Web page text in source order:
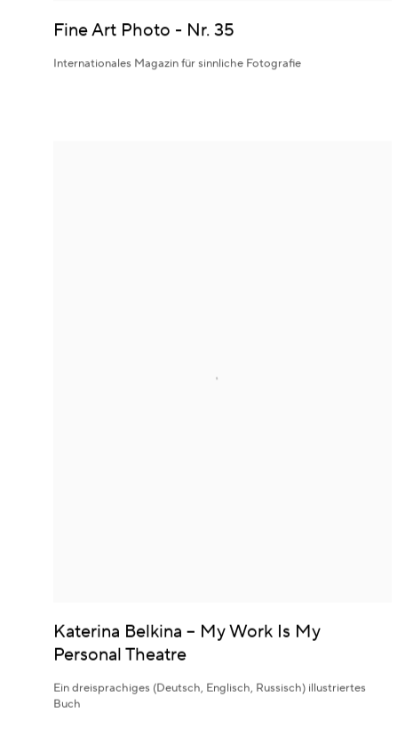
Fine Art Photo - Nr. 35
Internationales Magazin für sinnliche Fotografie
Katerina Belkina – My Work Is My
Personal Theatre
Ein dreisprachiges (Deutsch, Englisch, Russisch) illustriertes
Buch